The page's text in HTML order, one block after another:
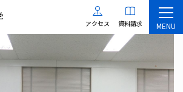
アクセス 資料請求 MENU